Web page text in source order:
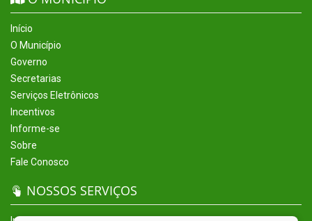
Início
O Município
Governo
Secretarias
Serviços Eletrônicos
Incentivos
Informe-se
Sobre
Fale Conosco
NOSSOS SERVIÇOS